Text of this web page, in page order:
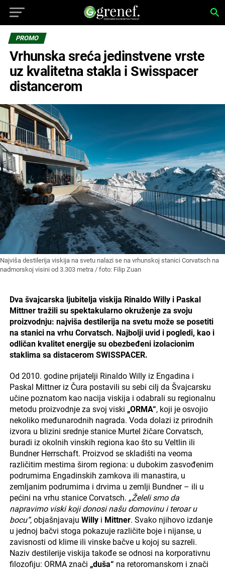
PROMO
Vrhunska sreća jedinstvene vrste
uz kvalitetna stakla i Swisspacer
distancerom
Najviša destilerija viskija na svetu nalazi se na vrhunskoj stanici Corvatsch na
nadmorskoj visini od 3.303 metra / foto: Filip Zuan
Dva švajcarska ljubitelja viskija Rinaldo Willy i Paskal
Mittner tražili su spektakularno okruženje za svoju
proizvodnju: najviša destilerija na svetu može se posetiti
na stanici na vrhu Corvatsch. Najbolji uvid i pogledi, kao i
odličan kvalitet energije su obezbeđeni izolacionim
staklima sa distacerom SWISSPACER.
Od 2010. godine prijatelji Rinaldo Willy iz Engadina i
Paskal Mittner iz Čura postavili su sebi cilj da Švajcarsku
učine poznatom kao nacija viskija i odabrali su regionalnu
metodu proizvodnje za svoj viski „ORMA“, koji je osvojio
nekoliko međunarodnih nagrada. Voda dolazi iz prirodnih
izvora u blizini srednje stanice Murtel žičare Corvatsch,
buradi iz okolnih vinskih regiona kao što su Veltlin ili
Bundner Herrschaft. Proizvod se skladišti na veoma
različitim mestima širom regiona: u dubokim zasvođenim
podrumima Engadinskih zamkova ili manastira, u
zemljanim podrumima i drvima u zemlji Bundner – ili u
pećini na vrhu stanice Corvatsch. „Želeli smo da
napravimo viski koji donosi našu domovinu i teroar ​​u
bocu“, objašnjavaju Willyi Mittner. Svako njihovo izdanje
u jednoj bačvi stoga pokazuje različite boje i nijanse, u
zavisnosti od klime ili vinske bačve u kojoj su sazreli.
Naziv destilerije viskija takođe se odnosi na korporativnu
filozofiju: ORMA znači „duša“ na retoromanskom i znači